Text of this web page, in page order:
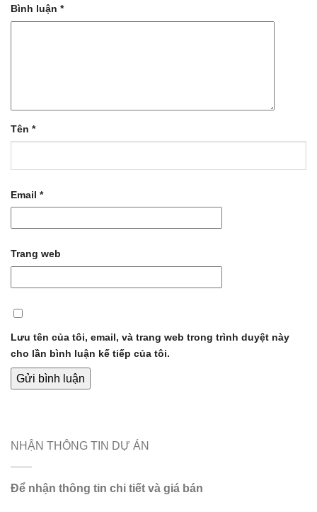
Bình luận *
Tên *
Email *
Trang web
Lưu tên của tôi, email, và trang web trong trình duyệt này
cho lần bình luận kế tiếp của tôi.
NHẬN THÔNG TIN DỰ ÁN
Để nhận thông tin chi tiết và giá bán